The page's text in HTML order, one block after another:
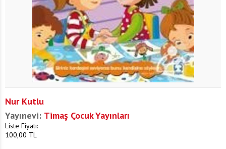
Nur Kutlu
Yayınevi: Timaş Çocuk Yayınları
Liste Fiyatı:
100,00 TL